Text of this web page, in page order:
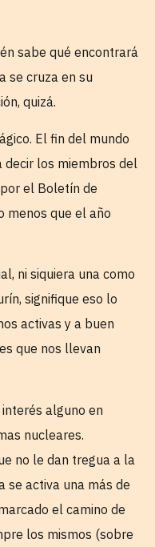
sabe qué encontrará
se cruza en su
quizá.
El fin del mundo
decir los miembros del
el Boletín de
menos que el año
ni siquiera una como
signifique eso lo
activas y a buen
que nos llevan
alguno en
nucleares.
no le dan tregua a la
se activa una más de
el camino de
los mismos (sobre